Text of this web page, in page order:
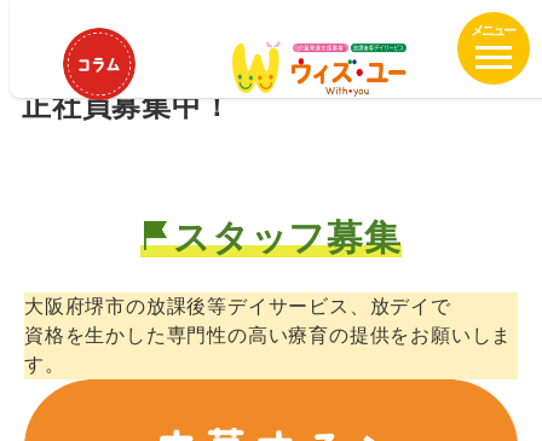
動
ウィズ・ユー堺 大仙 作業療法士、
理学療法士、言語聴覚士他専門職員
正社員募集中！
スタッフ募集
大阪府堺市の放課後等デイサービス、放デイで
資格を生かした専門性の高い療育の提供をお願いしま
す。